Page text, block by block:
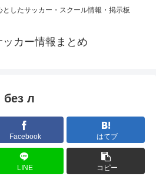
したサッカー・スクール情報・掲示板
カー情報まとめ
л
Facebook はてブ
LINE コピー